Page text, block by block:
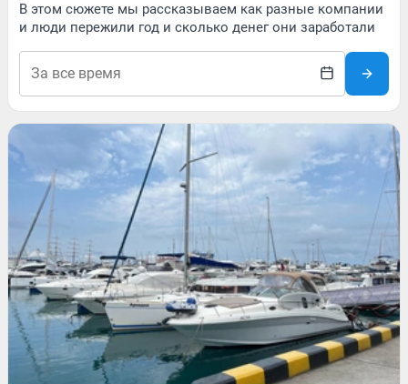
В этом сюжете мы рассказываем как разные компании
и люди пережили год и сколько денег они заработали